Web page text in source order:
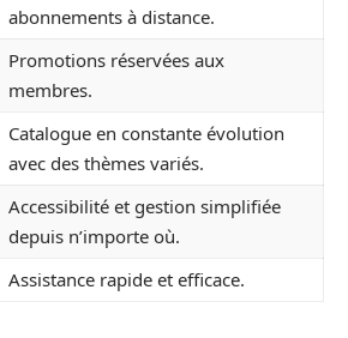
abonnements à distance.
Promotions réservées aux
membres.
Catalogue en constante évolution
avec des thèmes variés.
Accessibilité et gestion simplifiée
depuis n’importe où.
Assistance rapide et efficace.